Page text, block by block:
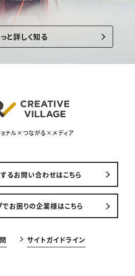
と詳しく知る
ョナル×つながる×メディア
るお問い合わせはこちら
でお困りの企業様はこちら
サイトガイドライン